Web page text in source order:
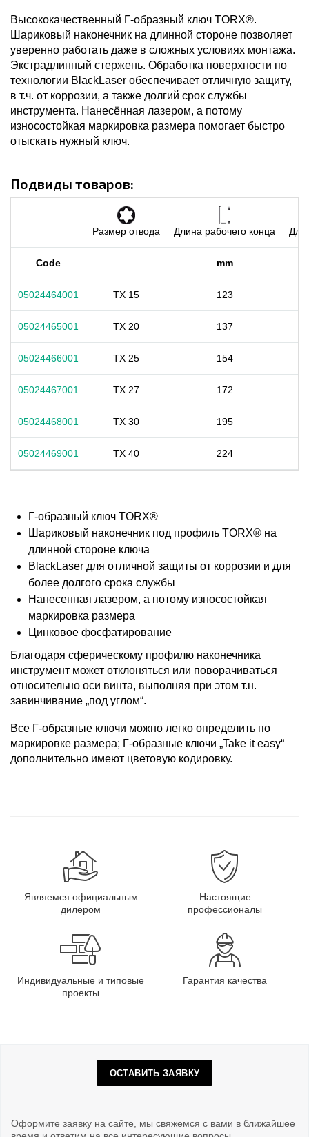
Высококачественный Г-образный ключ TORX®.
Шариковый наконечник на длинной стороне позволяет
уверенно работать даже в сложных условиях монтажа.
Экстрадлинный стержень. Обработка поверхности по
технологии BlackLaser обеспечивает отличную защиту,
в т.ч. от коррозии, а также долгий срок службы
инструмента. Нанесённая лазером, а потому
износостойкая маркировка размера помогает быстро
отыскать нужный ключ.
Подвиды товаров:
Размер отвода Длина рабочего конца
Code mm
05024464001 TX 15 123
05024465001 TX 20 137
05024466001 TX 25 154
05024467001 TX 27 172
05024468001 TX 30 195
05024469001 TX 40 224
Г-образный ключ TORX®
Шариковый наконечник под профиль TORX® на
длинной стороне ключа
BlackLaser для отличной защиты от коррозии и для
более долгого срока службы
Нанесенная лазером, а потому износостойкая
маркировка размера
Цинковое фосфатирование
Благодаря сферическому профилю наконечника
инструмент может отклоняться или поворачиваться
относительно оси винта, выполняя при этом т.н.
завинчивание „под углом“.
Все Г-образные ключи можно легко определить по
маркировке размера; Г-образные ключи „Take it easy“
дополнительно имеют цветовую кодировку.
Являемся официальным
дилером
Настоящие
профессионалы
Индивидуальные и типовые
проекты
Гарантия качества
ОСТАВИТЬ ЗАЯВКУ
Оформите заявку на сайте, мы свяжемся с вами в ближайшее